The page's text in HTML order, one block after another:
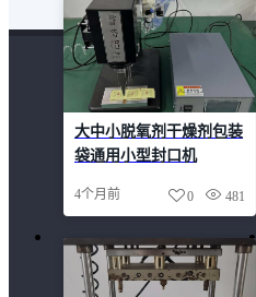
大中小脱氧剂干燥剂包装
袋通用小型封口机
4个月前 481
0